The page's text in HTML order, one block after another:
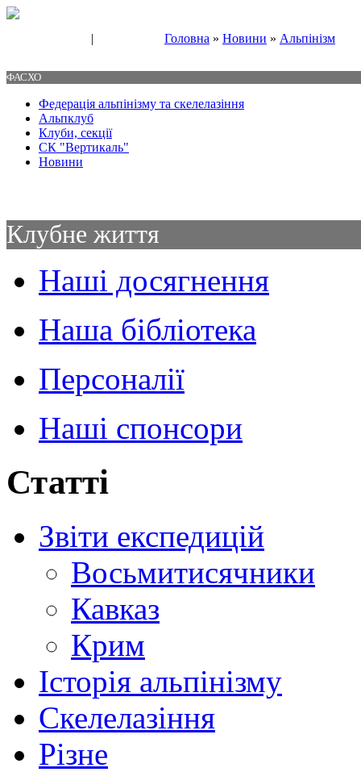
| Головна » Новини » Альпінізм
ФАСХО
Федерація альпінізму та скелелазіння
Альпклуб
Клуби, секції
СК "Вертикаль"
Новини
Клубне життя
Наші досягнення
Наша бібліотека
Персоналії
Наші спонсори
Статті
Звіти експедицій
Восьмитисячники
Кавказ
Крим
Історія альпінізму
Скелелазіння
Різне